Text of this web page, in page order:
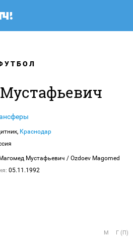
Краснодар
Мустафьевич / Ozdoev Magomed
05.11.1992
М Г (П)